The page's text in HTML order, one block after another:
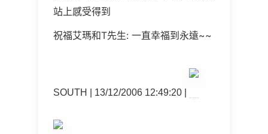
站上感受得到
祝福艾瑪和T先生: 一直幸福到永遠~~
SOUTH | 13/12/2006 12:49:20 |